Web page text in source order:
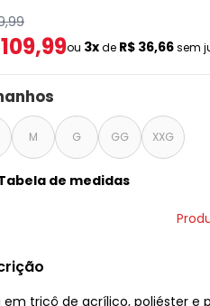
ou 3xde R$ 36,66sem
M G GG XXG
de medidas
em tricô de acrílico, poliéster e